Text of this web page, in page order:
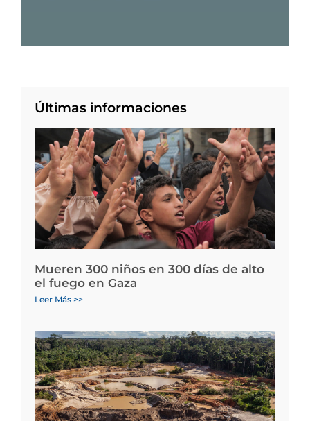
Últimas informaciones
Mueren 300 niños en 300 días de alto
el fuego en Gaza
Leer Más >>